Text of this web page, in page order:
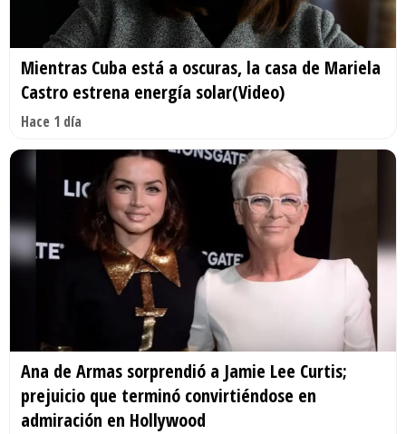
Mientras Cuba está a oscuras, la casa de Mariela
Castro estrena energía solar(Video)
Hace 1 día
Ana de Armas sorprendió a Jamie Lee Curtis;
prejuicio que terminó convirtiéndose en
admiración en Hollywood